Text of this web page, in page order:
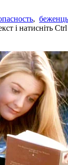
,
і натисніть